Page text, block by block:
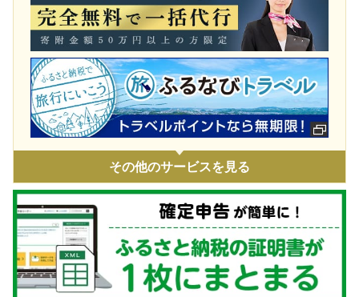
令和7年9・10月台風・豪雨 災害支援
令和7年 埼玉県白岡市役所火災に伴う支援
令和7年1・2月豪雪 災害支援
令和6年9月能登豪雨 災害支援
令和6年能登半島地震 災害支援
ウクライナ情勢による人道支援
その他のサービスを見る